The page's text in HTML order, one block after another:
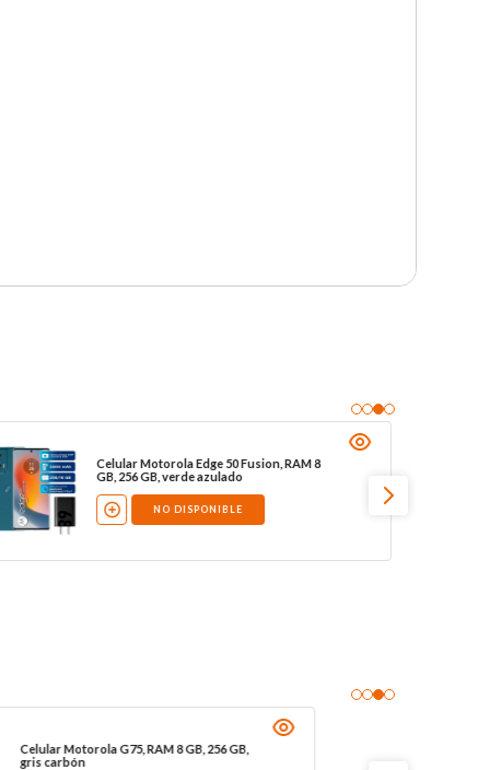
Celular Motorola Edge 50 Fusion, RAM 8
GB, 256 GB, verde azulado
NO DISPONIBLE
Celular Motorola G75, RAM 8 GB, 256 GB,